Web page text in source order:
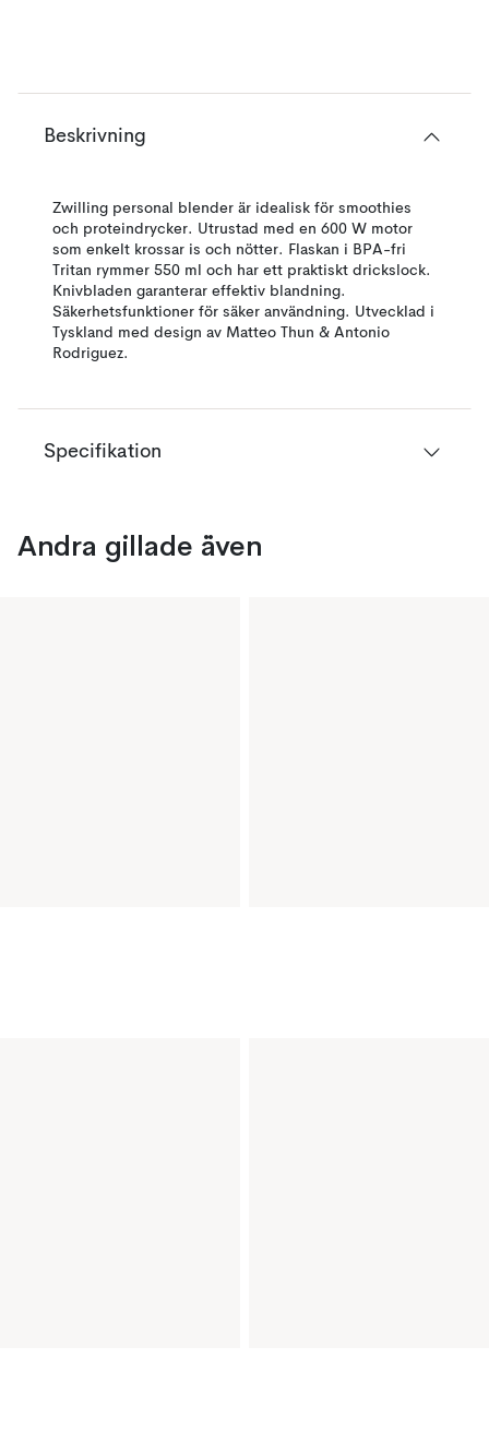
Beskrivning
Zwilling personal blender är idealisk för smoothies
och proteindrycker. Utrustad med en 600 W motor
som enkelt krossar is och nötter. Flaskan i BPA-fri
Tritan rymmer 550 ml och har ett praktiskt drickslock.
Knivbladen garanterar effektiv blandning.
Säkerhetsfunktioner för säker användning. Utvecklad i
Tyskland med design av Matteo Thun & Antonio
Rodriguez.
Specifikation
Andra gillade även